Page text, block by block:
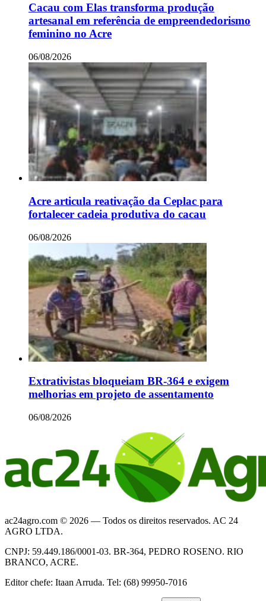
Cacau com Elas transforma produção
artesanal em referência de empreendedorismo
feminino no Acre
06/08/2026
Acre articula reativação da Ceplac para
fortalecer cadeia produtiva do cacau
06/08/2026
Extrativistas bloqueiam BR-364 e exigem
melhorias em projeto de assentamento
06/08/2026
ac24agro.com © 2026 — Todos os direitos reservados. AC 24
AGRO LTDA.
CNPJ: 59.449.186/0001-03. BR-364, PEDRO ROSENO. RIO
BRANCO, ACRE.
Editor chefe: Itaan Arruda. Tel: (68) 99950-7016